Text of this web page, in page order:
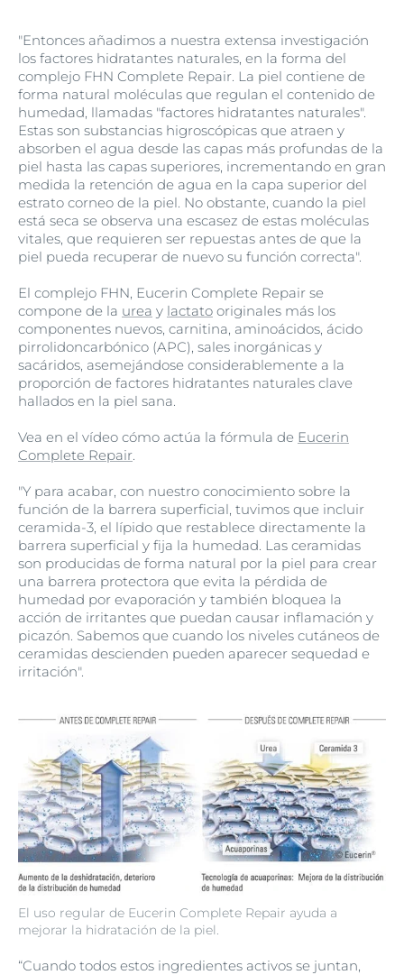
"Entonces añadimos a nuestra extensa investigación
los factores hidratantes naturales, en la forma del
complejo FHN Complete Repair. La piel contiene de
forma natural moléculas que regulan el contenido de
humedad, llamadas "factores hidratantes naturales".
Estas son substancias higroscópicas que atraen y
absorben el agua desde las capas más profundas de la
piel hasta las capas superiores, incrementando en gran
medida la retención de agua en la capa superior del
estrato corneo de la piel. No obstante, cuando la piel
está seca se observa una escasez de estas moléculas
vitales, que requieren ser repuestas antes de que la
piel pueda recuperar de nuevo su función correcta".
El complejo FHN, Eucerin Complete Repair se
compone de la urea y lactato originales más los
componentes nuevos, carnitina, aminoácidos, ácido
pirrolidoncarbónico (APC), sales inorgánicas y
sacáridos, asemejándose considerablemente a la
proporción de factores hidratantes naturales clave
hallados en la piel sana.
Vea en el vídeo cómo actúa la fórmula de Eucerin
Complete Repair.
"Y para acabar, con nuestro conocimiento sobre la
función de la barrera superficial, tuvimos que incluir
ceramida-3, el lípido que restablece directamente la
barrera superficial y fija la humedad. Las ceramidas
son producidas de forma natural por la piel para crear
una barrera protectora que evita la pérdida de
humedad por evaporación y también bloquea la
acción de irritantes que puedan causar inflamación y
picazón. Sabemos que cuando los niveles cutáneos de
ceramidas descienden pueden aparecer sequedad e
irritación".
El uso regular de Eucerin Complete Repair ayuda a
mejorar la hidratación de la piel.
“Cuando todos estos ingredientes activos se juntan,